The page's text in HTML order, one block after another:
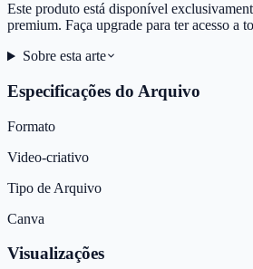
Este produto está disponível
premium. Faça upgrade para ter acesso a
Sobre esta arte
Especificações do Arquivo
Formato
Video-criativo
Tipo de Arquivo
Canva
Visualizações